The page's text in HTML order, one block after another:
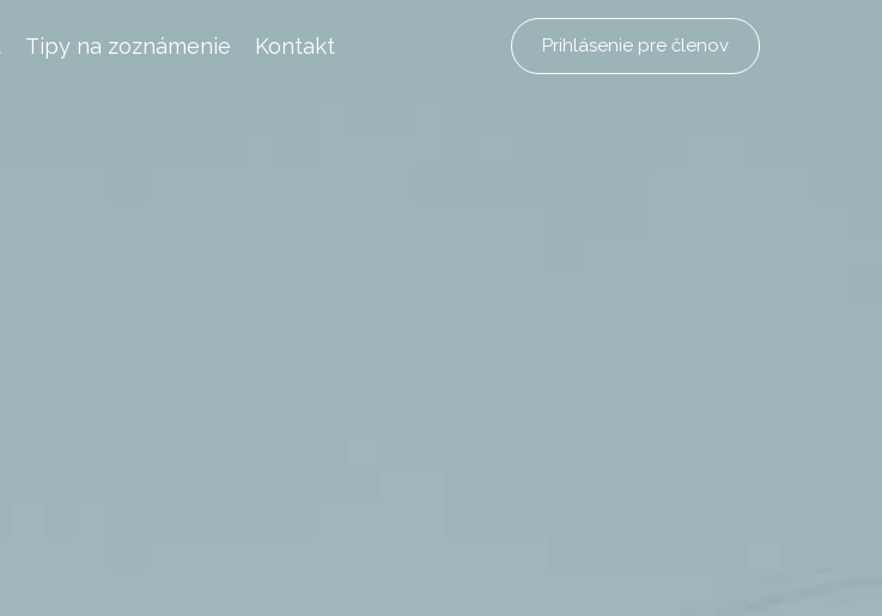
Tipy na zoznámenie Kontakt Prihlásenie pre členov